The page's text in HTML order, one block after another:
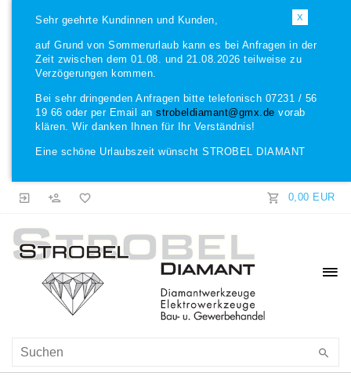
X
Sehr geehrte Kundinnen und Kunden,
auf Grund von Sommerurlaub kann es bei Anfragen in der
Zeit zwischen dem 01.08. und 21.08.2026 teilweise zu
Verzögerungen kommen.
Bei sehr dringenden Anfragen bitte telefonisch 07231 / 56
19 66 oder per Email an strobeldiamant@gmx.de vorab
klären. Wir danken Ihnen für Ihr Verständnis!
Eine schöne Urlaubszeit wünscht STROBEL DIAMANT
0,00 EUR